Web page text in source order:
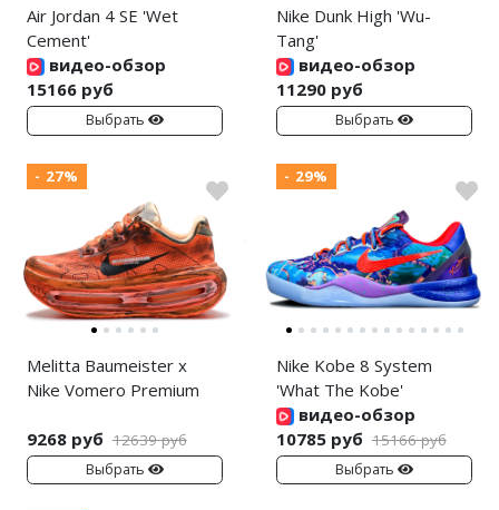
Air Jordan 4 SE 'Wet
Cement'
видео-обзор
15166 руб
Выбрать
Nike Dunk High 'Wu-
Tang'
видео-обзор
11290 руб
Выбрать
- 27%
Melitta Baumeister x
Nike Vomero Premium
9268 руб 12639 руб
Выбрать
- 29%
Nike Kobe 8 System
'What The Kobe'
видео-обзор
10785 руб 15166 руб
Выбрать